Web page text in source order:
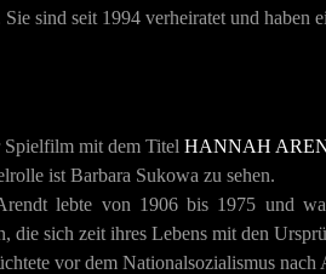
sind seit 1994 verheiratet und haben
Spielfilm mit dem Titel HANNAH
ist Barbara Sukowa zu sehen.
lebte von 1906 bis 1975 und
die sich zeit ihres Lebens mit den
vor dem Nationalsozialismus nach